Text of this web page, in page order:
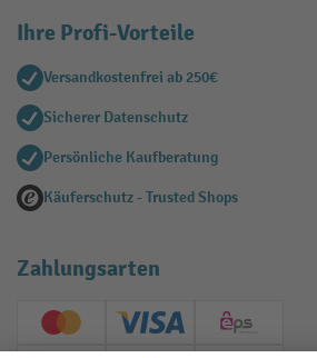
Ihre Profi-Vorteile
Versandkostenfrei ab 250€
Sicherer Datenschutz
Persönliche Kaufberatung
Käuferschutz - Trusted Shops
Zahlungsarten
Creditcard (Master)Creditcard (Visa)
EPS